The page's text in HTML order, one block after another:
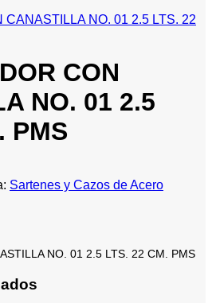
CON
NO. 01 2.5
PMS
Sartenes y Cazos de Acero
NO. 01 2.5 LTS. 22 CM. PMS